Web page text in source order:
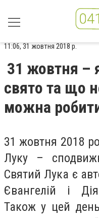
11:06, 31 жовтня 2018 р.
31 жовтня –
свято та що
можна
31 жовтня 2018
Луку –
Святий Лука є
Євангелій і
Також у цей